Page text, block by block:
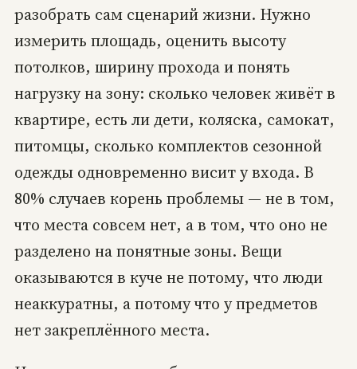
разобрать сам сценарий жизни. Нужно
измерить площадь, оценить высоту
потолков, ширину прохода и понять
нагрузку на зону: сколько человек живёт в
квартире, есть ли дети, коляска, самокат,
питомцы, сколько комплектов сезонной
одежды одновременно висит у входа. В
80% случаев корень проблемы — не в том,
что места совсем нет, а в том, что оно не
разделено на понятные зоны. Вещи
оказываются в куче не потому, что люди
неаккуратны, а потому что у предметов
нет закреплённого места.